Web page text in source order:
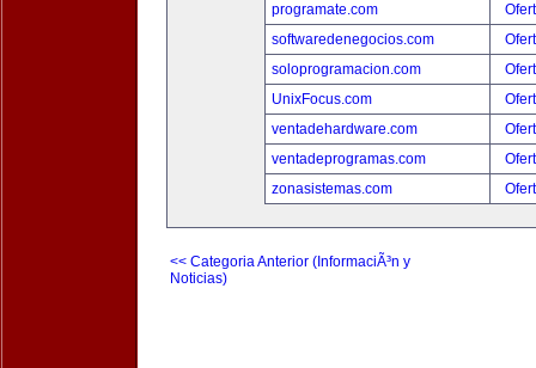
programate.com
softwaredenegocios.com
soloprogramacion.com
UnixFocus.com
ventadehardware.com
ventadeprogramas.com
zonasistemas.com
<< Categoria Anterior (InformaciÃ³n y
Noticias)